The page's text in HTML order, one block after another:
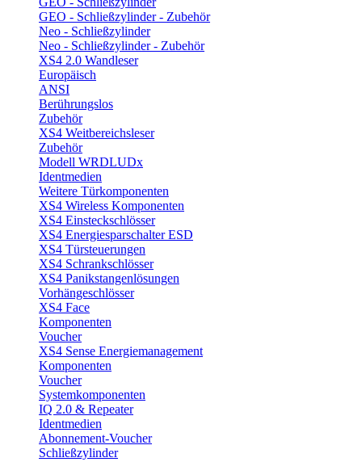
GEO - Schließzylinder - Zubehör
Neo - Schließzylinder
Neo - Schließzylinder - Zubehör
XS4 2.0 Wandleser
Europäisch
ANSI
Berührungslos
Zubehör
XS4 Weitbereichsleser
Zubehör
Modell WRDLUDx
Identmedien
Weitere Türkomponenten
XS4 Wireless Komponenten
XS4 Einsteckschlösser
XS4 Energiesparschalter ESD
XS4 Türsteuerungen
XS4 Schrankschlösser
XS4 Panikstangenlösungen
Vorhängeschlösser
XS4 Face
Komponenten
Voucher
XS4 Sense Energiemanagement
Komponenten
Voucher
Systemkomponenten
IQ 2.0 & Repeater
Identmedien
Abonnement-Voucher
Schließzylinder